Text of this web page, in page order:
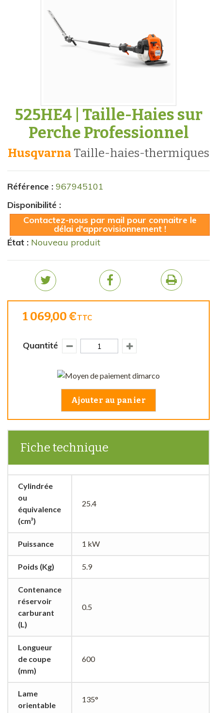
525HE4 | Taille-Haies sur
Perche Professionnel
Husqvarna taille-haies-thermiques
Référence : 967945101
Disponibilité :
Contactez-nous par mail pour connaitre le
délai d'approvisionnement !
État : Nouveau produit
1 069,00 €TTC
Quantité
Ajouter au panier
Fiche technique
Cylindrée
ou
équivalence
(cm³)
25.4
Puissance 1 kW
Poids (Kg) 5.9
Contenance
réservoir
carburant
(L)
0.5
Longueur
de coupe
(mm)
600
Lame
orientable
135°